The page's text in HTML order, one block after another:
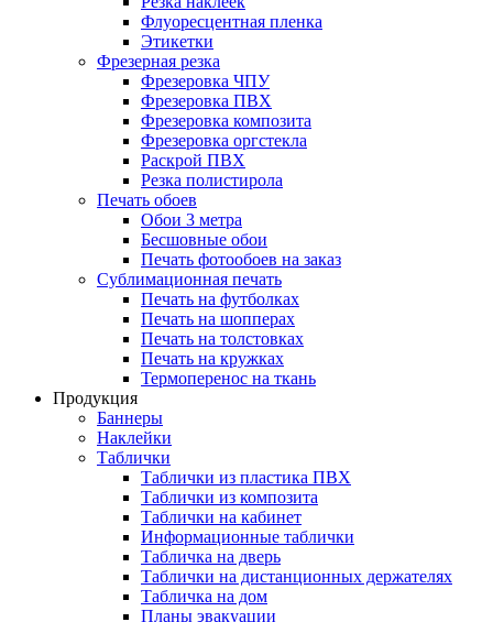
Флуоресцентная пленка
Этикетки
Фрезерная резка
Фрезеровка ЧПУ
Фрезеровка ПВХ
Фрезеровка композита
Фрезеровка оргстекла
Раскрой ПВХ
Резка полистирола
Печать обоев
Обои 3 метра
Бесшовные обои
Печать фотообоев на заказ
Сублимационная печать
Печать на футболках
Печать на шопперах
Печать на толстовках
Печать на кружках
Термоперенос на ткань
Продукция
Баннеры
Наклейки
Таблички
Таблички из пластика ПВХ
Таблички из композита
Таблички на кабинет
Информационные таблички
Табличка на дверь
Таблички на дистанционных держателях
Табличка на дом
Планы эвакуации